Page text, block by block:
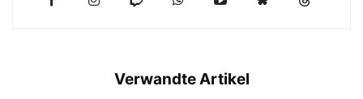
Verwandte Artikel